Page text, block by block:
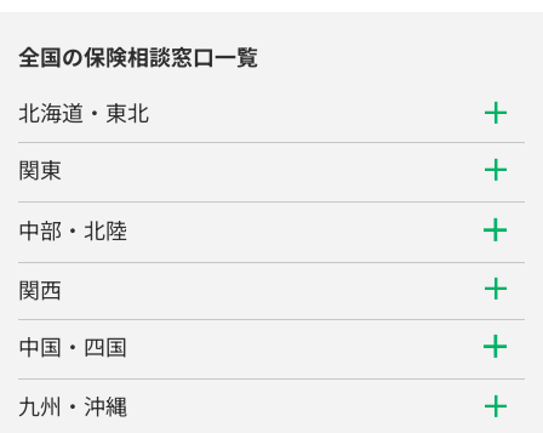
全国の保険相談窓口一覧
北海道・東北
関東
中部・北陸
関西
中国・四国
九州・沖縄